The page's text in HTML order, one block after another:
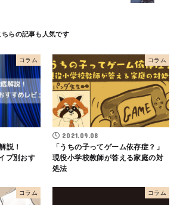
コラム
説！
プ別おす
コラム
2021.09.08
「うちの子ってゲーム依存症？」
現役小学校教師が答える家庭の対
処法
コラム コラム